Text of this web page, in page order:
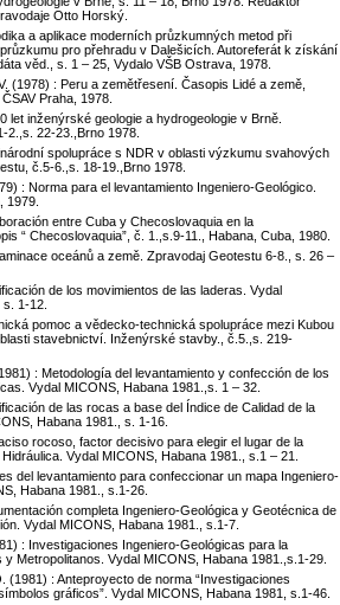
Otto Horský.
a aplikace moderních průzkumných metod při
pro přehradu v Dalešicích. Autoreferát k získání
věd., s. 1 – 25, Vydalo VŠB Ostrava, 1978.
(1978) : Peru a zemětřesení. Časopis Lidé a země,
Praha, 1978.
let inženýrské geologie a hydrogeologie v Brně.
2.,s. 22-23.,Brno 1978.
spolupráce s NDR v oblasti výzkumu svahových
č.5-6.,s. 18-19.,Brno 1978.
: Norma para el levantamiento Ingeniero-Geológico.
1979.
entre Cuba y Checoslovaquia en la
“ Checoslovaquia”, č. 1.,s.9-11., Habana, Cuba, 1980.
oceánů a země. Zpravodaj Geotestu 6-8., s. 26 –
de los movimientos de las laderas. Vydal
1-12.
pomoc a vědecko-technická spolupráce mezi Kubou
stavebnictví. Inženýrské stavby., č.5.,s. 219-
: Metodología del levantamiento y confección de los
Vydal MICONS, Habana 1981.,s. 1 – 32.
de las rocas a base del Índice de Calidad de la
Habana 1981., s. 1-16.
rocoso, factor decisivo para elegir el lugar de la
Vydal MICONS, Habana 1981., s.1 – 21.
del levantamiento para confeccionar un mapa Ingeniero-
Habana 1981., s.1-26.
completa Ingeniero-Geológica y Geotécnica de
Vydal MICONS, Habana 1981., s.1-7.
: Investigaciones Ingeniero-Geológicas para la
Metropolitanos. Vydal MICONS, Habana 1981.,s.1-29.
(1981) : Anteproyecto de norma “Investigaciones
gráficos”. Vydal MICONS, Habana 1981, s.1-46.